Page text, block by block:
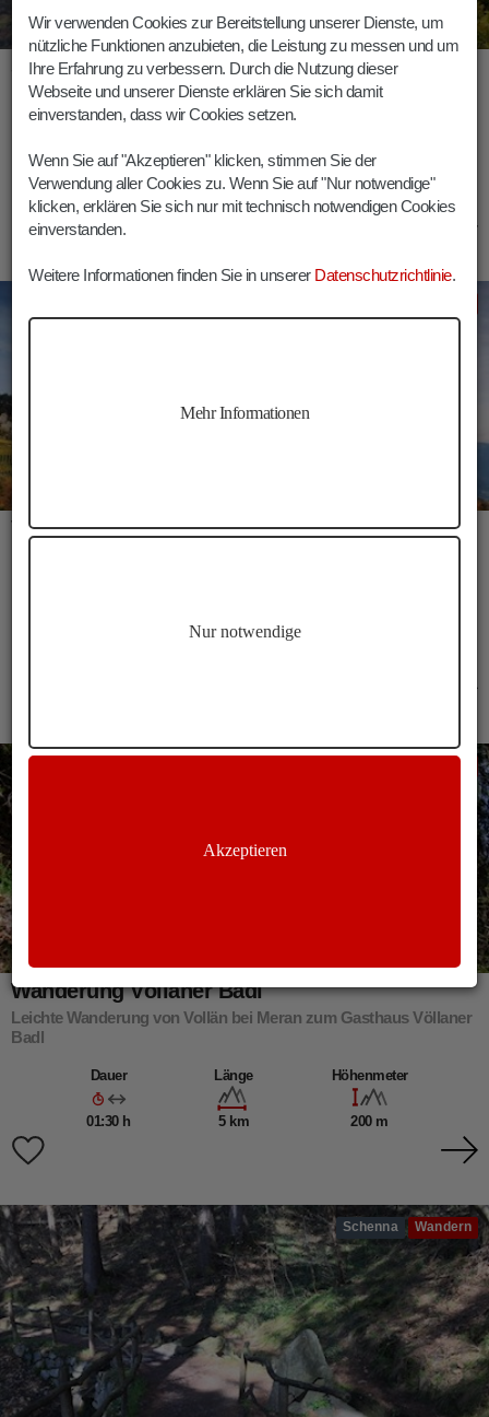
Schloss Tirol bei Meran
Die Stammburg der Grafen von Tirol und Wiege des Landes Tirol
Vom Tappeinerweg zum Schloss Tirol
Wandern
Wanderung Völlaner Badl
Leichte Wanderung von Vollän bei Meran zum Gasthaus Völlaner
Badl
Dauer
01:30 h
Länge
5 km
Höhenmeter
200 m
Schenna Wandern
Wir verwenden Cookies zur Bereitstellung unserer Dienste, um
nützliche Funktionen anzubieten, die Leistung zu messen und um
Ihre Erfahrung zu verbessern. Durch die Nutzung dieser
Webseite und unserer Dienste erklären Sie sich damit
einverstanden, dass wir Cookies setzen.
Wenn Sie auf "Akzeptieren" klicken, stimmen Sie der
Verwendung aller Cookies zu. Wenn Sie auf "Nur notwendige"
klicken, erklären Sie sich nur mit technisch notwendigen Cookies
einverstanden.
Weitere Informationen finden Sie in unserer Datenschutzrichtlinie.
Mehr Informationen
Nur notwendige
Akzeptieren